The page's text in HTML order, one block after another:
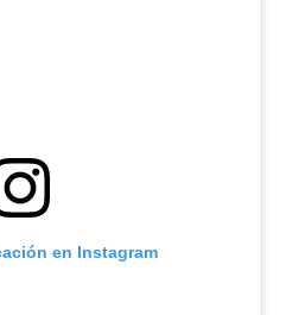
en Instagram